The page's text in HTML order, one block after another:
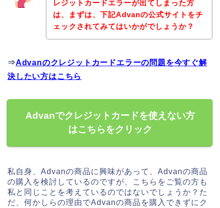
レジットカードエラーが出てしまった方
は、まずは、下記Advanの公式サイトをチ
ェックされてみてはいかがでしょうか？
⇒Advanのクレジットカードエラーの問題を今すぐ解
決したい方はこちら
Advanでクレジットカードを使えない方
はこちらをクリック
私自身、Advanの商品に興味があって、Advanの商品
の購入を検討しているのですが、こちらをご覧の方も
私と同じことを考えているのではないでしょうか？た
だ、何かしらの理由でAdvanの商品を購入できずにク